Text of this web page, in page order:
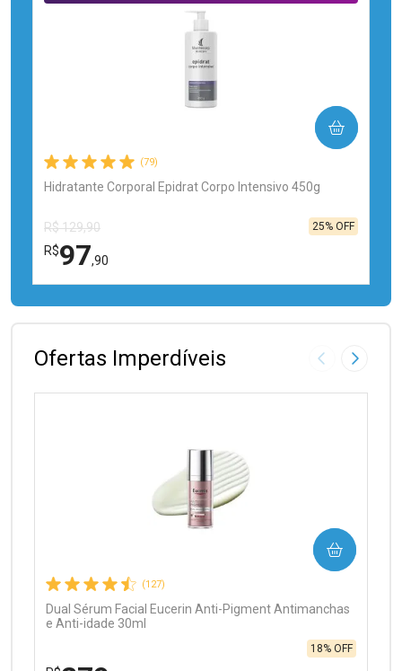
(79)
Hidratante Corporal Epidrat Corpo Intensivo 450g
R$ 129,90
R$97,90
25% OFF
COMPRAR
FECHAR
FECHAR
Ofertas Imperdíveis Imagem
(127)
Dual Sérum Facial Eucerin Anti-Pigment Antimanchas
e Anti-idade 30ml
18% OFF
COMPRAR